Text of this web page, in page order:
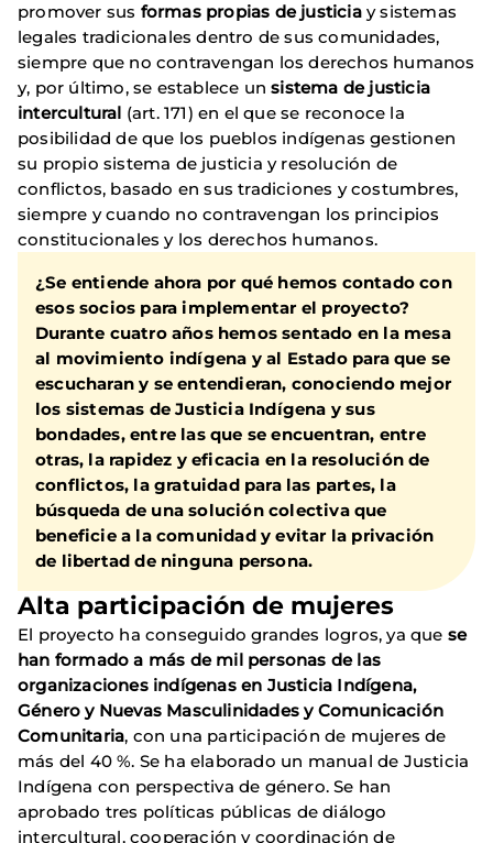
promover sus formas propias de justiciay sistemas
legales tradicionales dentro de sus comunidades,
siempre que no contravengan los derechos humanos
y, por último, se establece unsistema de justicia
intercultural (art. 171) en el que se reconoce la
posibilidad de que los pueblos indígenas gestionen
su propio sistema de justicia y resolución de
conflictos, basado en sus tradiciones y costumbres,
siempre y cuando no contravengan los principios
constitucionales y los derechos humanos.
¿Se entiende ahora por qué hemos contado con
esos socios para implementar el proyecto?
Durante cuatro años hemos sentado en la mesa
al movimiento indígena y al Estado para que se
escucharan y se entendieran, conociendo mejor
los sistemas de Justicia Indígena y sus
bondades, entre las que se encuentran, entre
otras, la rapidez y eficacia en la resolución de
conflictos, la gratuidad para las partes, la
búsqueda de una solución colectiva que
beneficie a la comunidad y evitar la privación
de libertad de ninguna persona.
Alta participación de mujeres
El proyecto ha conseguido grandes logros, ya que se
han formado a más de mil personas de las
organizaciones indígenas en Justicia Indígena,
Género y Nuevas Masculinidades y Comunicación
Comunitaria, con una participación de mujeres de
más del 40 %. Se ha elaborado un manual de Justicia
Indígena con perspectiva de género. Se han
aprobado tres políticas públicas de diálogo
intercultural, cooperación y coordinación de